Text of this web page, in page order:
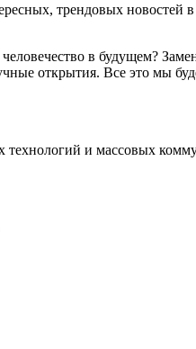
трендовых новостей
в будущем?
открытия. Все это мы
и массовых